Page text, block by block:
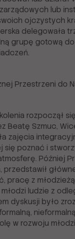
lub
ojczystych
delegowała
grupę gotową
Przestrzeni do
rozpoczął
Beatę Szmuc,
zajęcia
się poznać i
Później
przedstawił
pracę z
ludzie z
dyskusji było
w rozwoju